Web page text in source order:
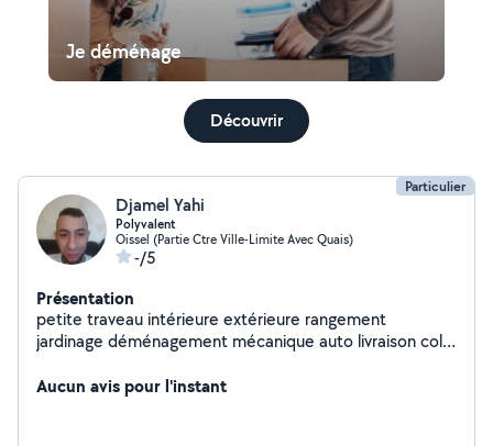
Je déménage
Découvrir
Particulier
Djamel Yahi
Polyvalent
Oissel (Partie Ctre Ville-Limite Avec Quais)
-/5
Présentation
petite traveau intérieure extérieure rangement
jardinage déménagement mécanique auto livraison colis
Aucun avis pour l'instant